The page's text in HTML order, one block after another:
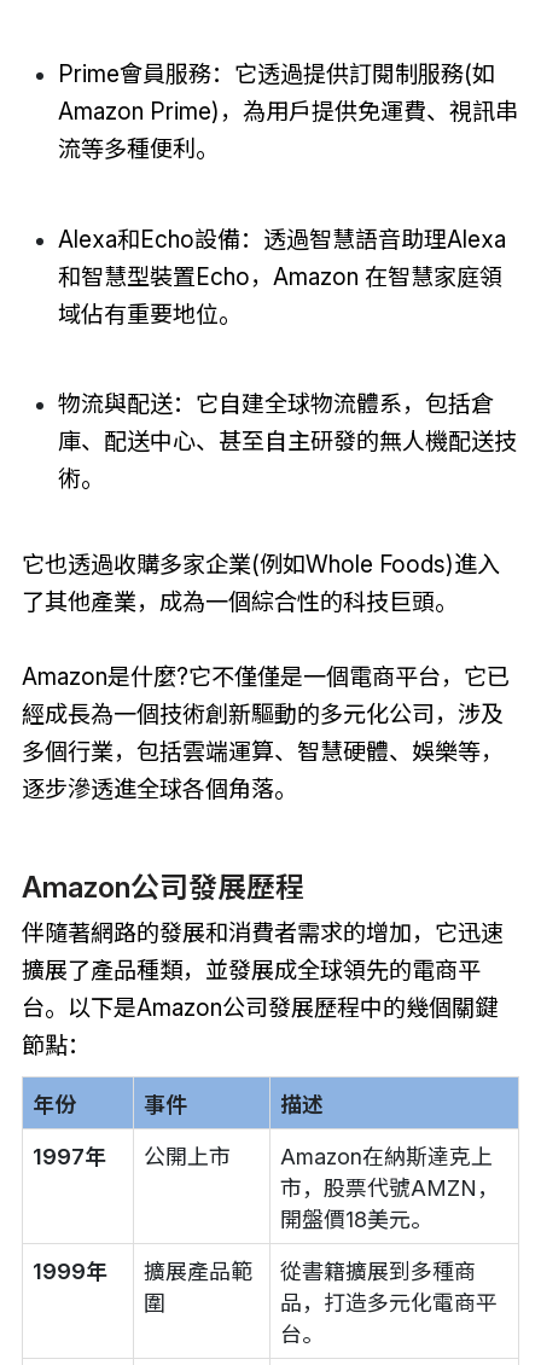
Prime會員服務：它透過提供訂閱制服務(如
Amazon Prime)，為用戶提供免運費、視訊串
流等多種便利。
Alexa和Echo設備：透過智慧語音助理Alexa
和智慧型裝置Echo，Amazon 在智慧家庭領
域佔有重要地位。
物流與配送：它自建全球物流體系，包括倉
庫、配送中心、甚至自主研發的無人機配送技
術。
它也透過收購多家企業(例如Whole Foods)進入
了其他產業，成為一個綜合性的科技巨頭。
Amazon是什麼?它不僅僅是一個電商平台，它已
經成長為一個技術創新驅動的多元化公司，涉及
多個行業，包括雲端運算、智慧硬體、娛樂等，
逐步滲透進全球各個角落。
Amazon公司發展歷程
伴隨著網路的發展和消費者需求的增加，它迅速
擴展了產品種類，並發展成全球領先的電商平
台。以下是Amazon公司發展歷程中的幾個關鍵
節點：
年份 事件 描述
1997年 公開上市
Amazon在納斯達克上
市，股票代號AMZN，
開盤價18美元。
1999年
擴展產品範
圍
從書籍擴展到多種商
品，打造多元化電商平
台。